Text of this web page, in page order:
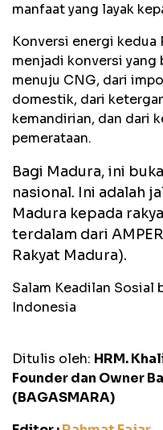
manfaat yang layak
Konversi energi kedua
menjadi konversi yang
menuju CNG, dari
domestik, dari
kemandirian, dan dari
pemerataan.
Bagi Madura, ini
nasional. Ini adalah
Madura kepada
terdalam dari
Rakyat Madura).
Salam Keadilan Sosial
Indonesia
Ditulis oleh: HRM.
Founder dan Owner
(BAGASMARA)